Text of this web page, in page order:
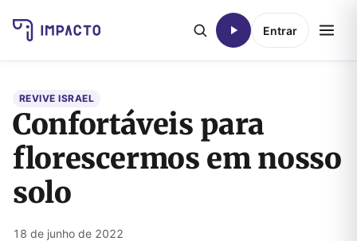
Entrar
REVIVE ISRAEL
Confortáveis para
florescermos em nosso
solo
18 de junho de 2022